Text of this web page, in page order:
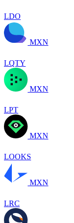
LDO
MXN
LQTY
MXN
LPT
MXN
LOOKS
MXN
LRC